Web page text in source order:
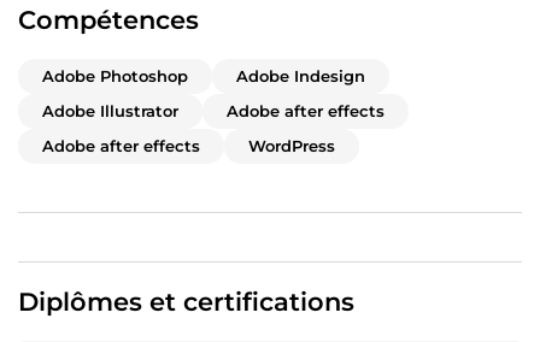
Compétences
Adobe Photoshop
Adobe Indesign
Adobe Illustrator
Adobe after effects
Adobe after effects
WordPress
Diplômes et certifications